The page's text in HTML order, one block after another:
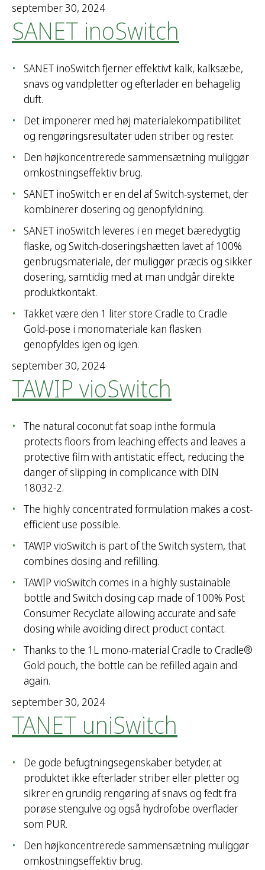
september 30, 2024
SANET inoSwitch
SANET inoSwitch fjerner effektivt kalk, kalksæbe,
snavs og vandpletter og efterlader en behagelig
duft.
Det imponerer med høj materialekompatibilitet
og rengøringsresultater uden striber og rester.
Den højkoncentrerede sammensætning muliggør
omkostningseffektiv brug.
SANET inoSwitch er en del af Switch-systemet, der
kombinerer dosering og genopfyldning.
SANET inoSwitch leveres i en meget bæredygtig
flaske, og Switch-doseringshætten lavet af 100%
genbrugsmateriale, der muliggør præcis og sikker
dosering, samtidig med at man undgår direkte
produktkontakt.
Takket være den 1 liter store Cradle to Cradle
Gold-pose i monomateriale kan flasken
genopfyldes igen og igen.
september 30, 2024
TAWIP vioSwitch
The natural coconut fat soap inthe formula
protects floors from leaching effects and leaves a
protective film with antistatic effect, reducing the
danger of slipping in complicance with DIN
18032-2.
The highly concentrated formulation makes a cost-
efficient use possible.
TAWIP vioSwitch is part of the Switch system, that
combines dosing and refilling.
TAWIP vioSwitch comes in a highly sustainable
bottle and Switch dosing cap made of 100% Post
Consumer Recyclate allowing accurate and safe
dosing while avoiding direct product contact.
Thanks to the 1L mono-material Cradle to Cradle®
Gold pouch, the bottle can be refilled again and
again.
september 30, 2024
TANET uniSwitch
De gode befugtningsegenskaber betyder, at
produktet ikke efterlader striber eller pletter og
sikrer en grundig rengøring af snavs og fedt fra
porøse stengulve og også hydrofobe overflader
som PUR.
Den højkoncentrerede sammensætning muliggør
omkostningseffektiv brug.